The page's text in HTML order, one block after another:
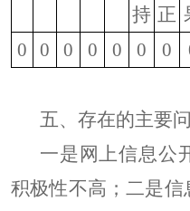
持 正
0 0 0 0 0 0 0
五、存在的主要
一是网上信息公
积极性不高；二是